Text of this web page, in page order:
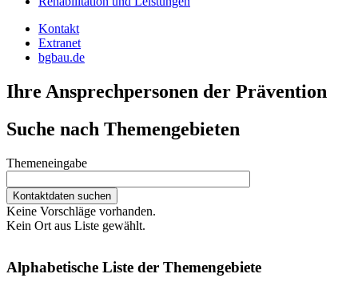
Kontakt
Extranet
bgbau.de
Ihre Ansprechpersonen der Prävention
Suche nach Themengebieten
Themeneingabe
Keine Vorschläge vorhanden.
Kein Ort aus Liste gewählt.
Alphabetische Liste der Themengebiete